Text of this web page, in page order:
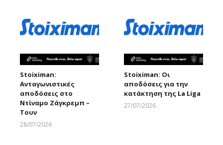
Stoiximan:
Ανταγωνιστικές
αποδόσεις στο
Ντίναμο Ζάγκρεμπ –
Τουν
28/07/2026
Stoiximan: Οι
αποδόσεις για την
κατάκτηση της La Liga
27/07/2026